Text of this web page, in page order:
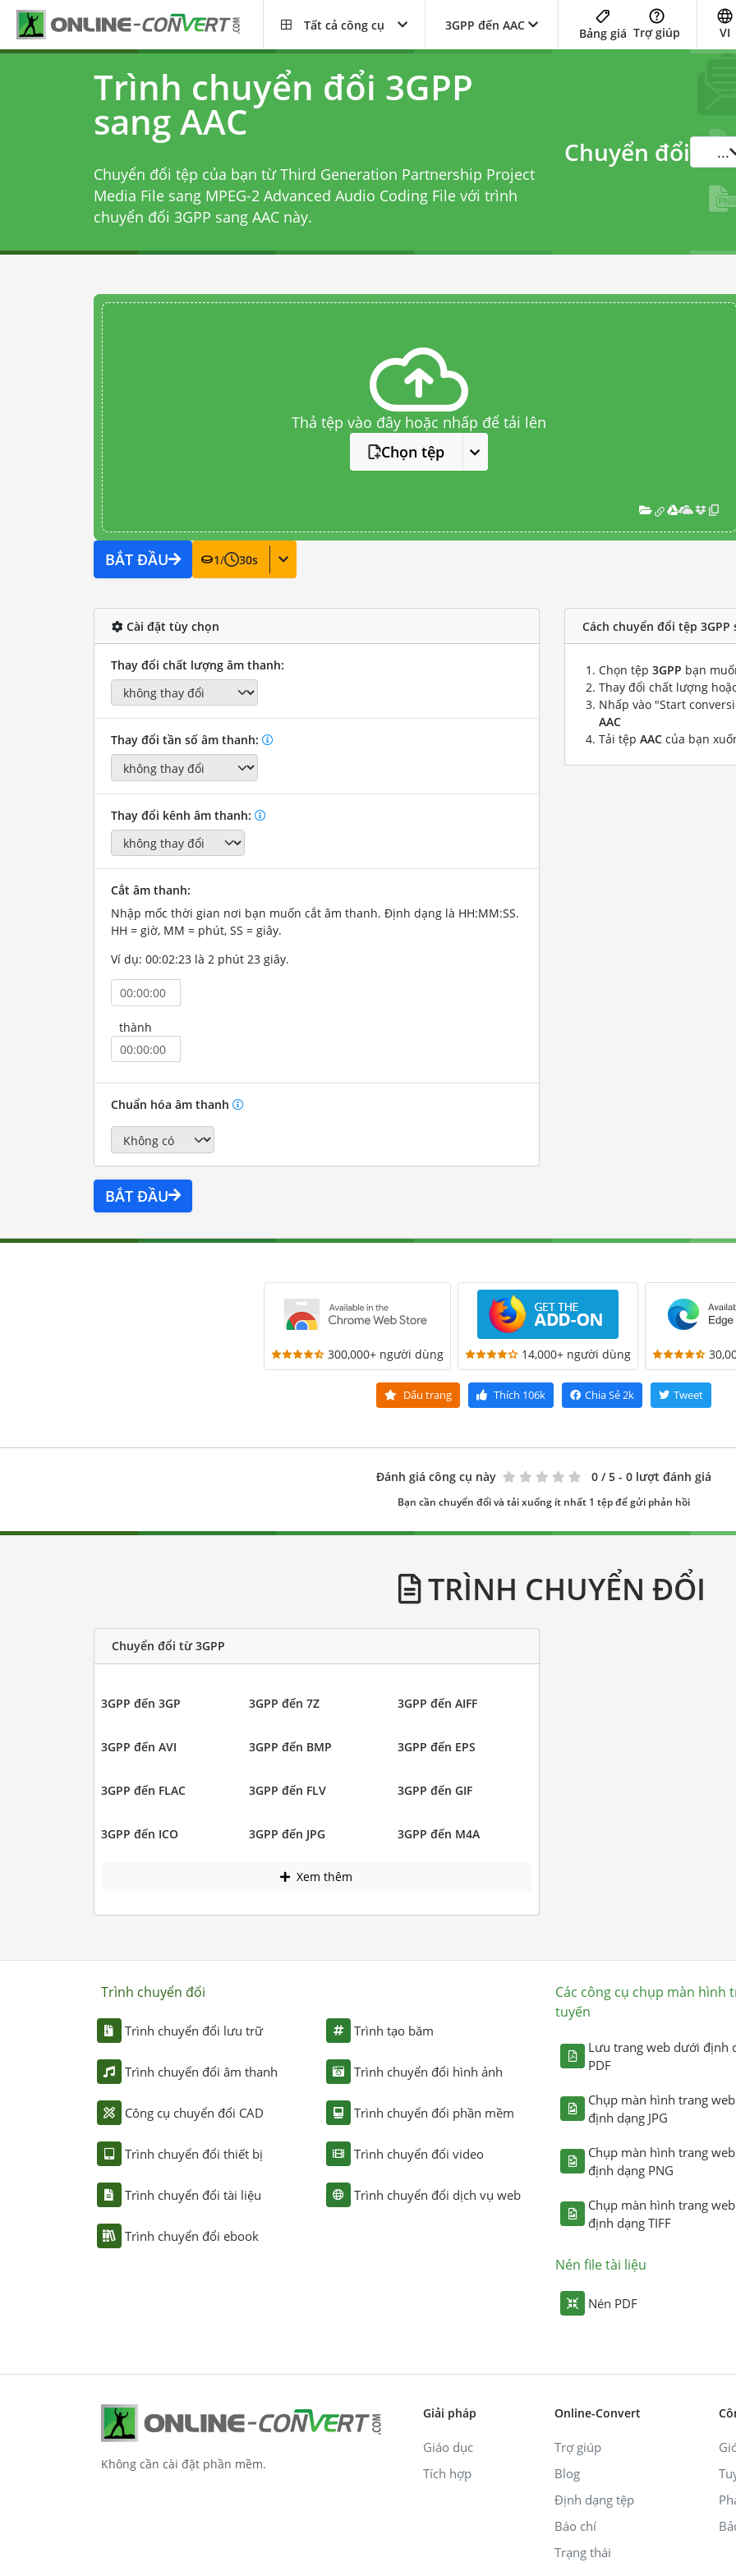
Tất cả công cụ 3GPP đến AAC
Bảng giá Trợ giúp VI
Trình chuyển đổi 3GPP
sang AAC
Chuyển đổi tệp của bạn từ Third Generation Partnership Project
Media File sang MPEG-2 Advanced Audio Coding File với trình
chuyển đổi 3GPP sang AACnày.
Chuyển đổi ...
Thả tệp vào đây hoặc nhấp để tải lên
Chọn tệp
BẮT ĐẦU 1/ 30s
Cài đặt tùy chọn
Thay đổi chất lượng âm thanh:
Thay đổi tần số âm thanh:
Thay đổi kênh âm thanh:
Cắt âm thanh:
Nhập mốc thời gian nơi bạn muốn cắt âm thanh. Định dạng là HH:MM:SS.
HH = giờ, MM = phút, SS = giây.
Ví dụ: 00:02:23 là 2 phút 23 giây.
thành
Chuẩn hóa âm thanh
BẮT ĐẦU
Cách chuyển đổi tệp 3GPP
Chọn tệp 3GPP bạn
Thay đổi chất lượng
Nhấp vào "Start
AAC
Tải tệp AAC của bạn
300,000+ người dùng 14,000+ người dùng
Dấu trang Thích 106k Chia Sẻ2k Tweet
Đánh giá công cụ này 0 / 5 - 0 lượt đánh giá
Bạn cần chuyển đổi và tải xuống ít nhất 1 tệp để gửi phản hồi
TRÌNH CHUYỂN ĐỔI
Chuyển đổi từ 3GPP
3GPP đến 3GP 3GPP đến 7Z 3GPP đến AIFF
3GPP đến AVI 3GPP đến BMP 3GPP đến EPS
3GPP đến FLAC 3GPP đến FLV 3GPP đến GIF
3GPP đến ICO 3GPP đến JPG 3GPP đến M4A
Xem thêm
Trình chuyển đổi
Trình chuyển đổi lưu trữ
Trình chuyển đổi âm thanh
Công cụ chuyển đổi CAD
Trình chuyển đổi thiết bị
Trình chuyển đổi tài liệu
Trình chuyển đổi ebook
Trình tạo băm
Trình chuyển đổi hình ảnh
Trình chuyển đổi phần mềm
Trình chuyển đổi video
Trình chuyển đổi dịch vụ web
Các công cụ chụp màn hình
tuyến
Lưu trang web dưới định
PDF
Chụp màn hình trang
định dạng JPG
Chụp màn hình trang
định dạng PNG
Chụp màn hình trang
định dạng TIFF
Nén file tài liệu
Nén PDF
Không cần cài đặt phần mềm.
Giải pháp
Giáo dục
Tích hợp
Online-Convert
Trợ giúp
Blog
Định dạng tệp
Báo chí
Trạng thái